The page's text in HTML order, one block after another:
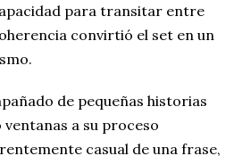
para transitar entre
convirtió el set en un
de pequeñas historias
a su proceso
casual de una frase,